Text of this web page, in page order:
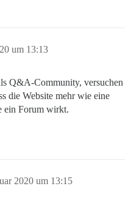
um 13:13
Q&A-Community, versuchen
die Website mehr wie eine
ein Forum wirkt.
2020 um 13:15